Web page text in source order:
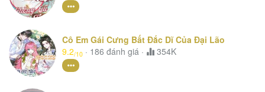
Cô Em Gái Cưng Bất Đắc Dĩ Của Đại Lão
9.2/10 · 186 đánh giá · 354K